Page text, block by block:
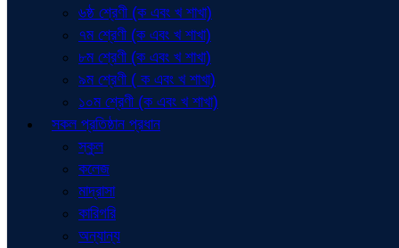
৬ষ্ঠ শ্রেণী (ক এবং খ শাখা)
৭ম শ্রেণী (ক এবং খ শাখা)
৮ম শ্রেণী (ক এবং খ শাখা)
৯ম শ্রেণী ( ক এবং খ শাখা)
১০ম শ্রেণী (ক এবং খ শাখা)
সকল প্রতিষ্ঠান প্রধান
স্কুল
কলেজ
মাদ্রাসা
কারিগরি
অন্যান্য